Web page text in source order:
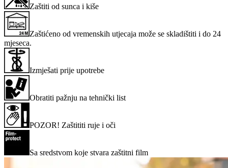
Zaštiti od sunca i kiše
Zaštićeno od vremenskih utjecaja može se skladištiti i do 24
mjeseca.
Izmješati prije upotrebe
Obratiti pažnju na tehnički list
POZOR! Zaštititi ruje i oči
Sa sredstvom koje stvara zaštitni film